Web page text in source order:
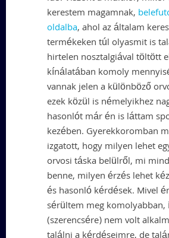
kerestem magamnak,
oldalba, ahol az általam
termékeken túl olyasmit is
hirtelen nosztalgiával töltött
kínálatában komoly
vannak jelen a különböző
ezek közül is némelyikhez
hasonlót már én is láttam
kezében. Gyerekkoromban
izgatott, hogy milyen lehet
orvosi táska belülről, mi
benne, milyen érzés lehet
és hasonló kérdések. Mivel
sérültem meg komolyabban,
(szerencsére) nem volt